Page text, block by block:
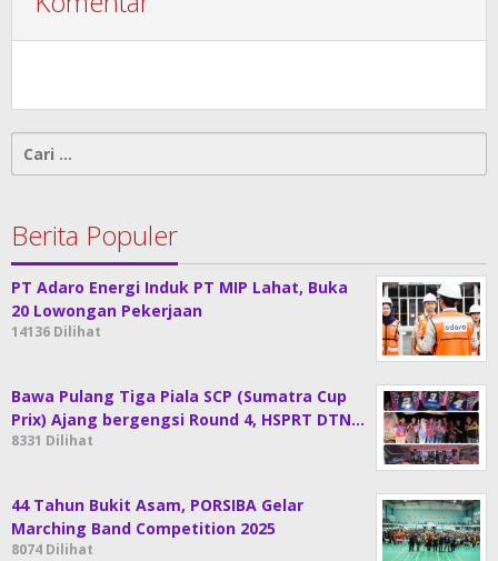
Cari
Berita Populer
PT Adaro Energi Induk PT MIP Lahat, Buka
20 Lowongan Pekerjaan
14136 Dilihat
Bawa Pulang Tiga Piala SCP (Sumatra Cup
Prix) Ajang bergengsi Round 4, HSPRT DTN…
8331 Dilihat
44 Tahun Bukit Asam, PORSIBA Gelar
Marching Band Competition 2025
8074 Dilihat